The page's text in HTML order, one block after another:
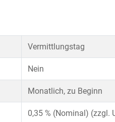
Vermittlungstag
Nein
Monatlich, zu Beginn
0,35 % (Nominal) (zzgl.